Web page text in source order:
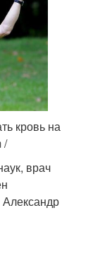
кровь на
/
врач